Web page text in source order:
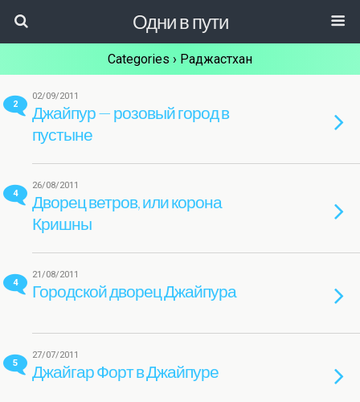
Одни в пути
Categories › Раджастхан
2
02/09/2011
Джайпур — розовый город в
пустыне
4
26/08/2011
Дворец ветров, или корона
Кришны
4
21/08/2011
Городской дворец Джайпура
5
27/07/2011
Джайгар Форт в Джайпуре